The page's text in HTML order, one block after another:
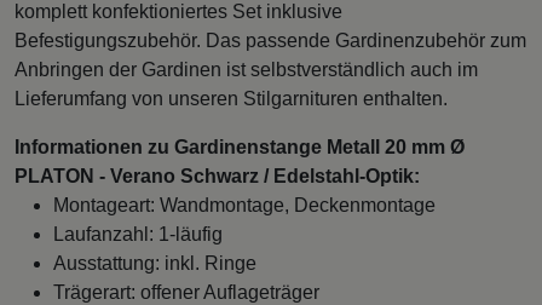
komplett konfektioniertes Set inklusive
Befestigungszubehör. Das passende Gardinenzubehör zum
Anbringen der Gardinen ist selbstverständlich auch im
Lieferumfang von unseren Stilgarnituren enthalten.
Informationen zu Gardinenstange Metall 20 mm Ø
PLATON - Verano Schwarz / Edelstahl-Optik:
Montageart: Wandmontage, Deckenmontage
Laufanzahl: 1-läufig
Ausstattung: inkl. Ringe
Trägerart: offener Auflageträger